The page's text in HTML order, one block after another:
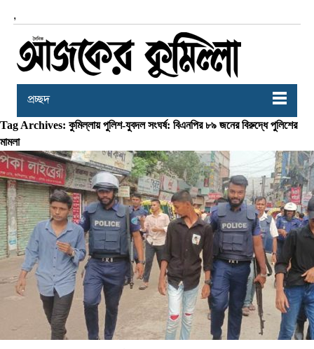
,
প্রচ্ছদ
Tag Archives: কুমিল্লায় পুলিশ-যুবদল সংঘর্ষ: বিএনপির ৮৯ জনের বিরুদ্ধে পুলিশের
মামলা